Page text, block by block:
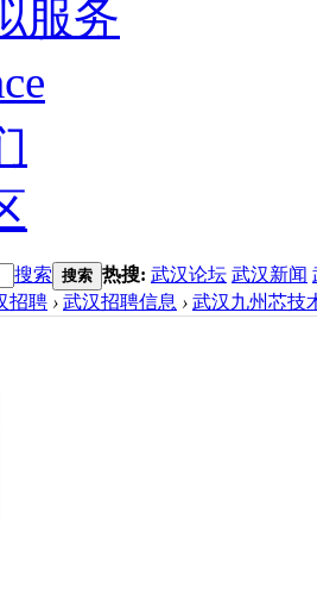
服务
搜索 搜索 热搜: 武汉论坛 武汉新闻
招聘 › 武汉招聘信息 › 武汉九州芯技